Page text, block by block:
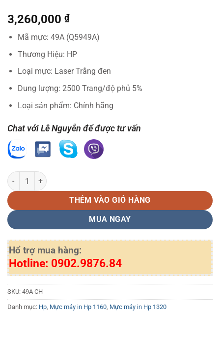
3,260,000 ₫
Mã mực: 49A (Q5949A)
Thương Hiệu: HP
Loại mực: Laser Trắng đen
Dung lượng: 2500 Trang/độ phủ 5%
Loại sản phẩm: Chính hãng
Chat với Lê Nguyễn để được tư vấn
Hộp mực in HP 49A chính hãng số lượng
THÊM VÀO GIỎ HÀNG
MUA NGAY
Hổ trợ mua hàng:
Hotline: 0902.9876.84
SKU: 49A CH
Danh mục: Hp, Mực máy in Hp 1160, Mực máy in Hp 1320